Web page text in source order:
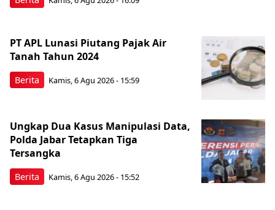
Berita
PT APL Lunasi Piutang Pajak Air
Tanah Tahun 2024
Kamis, 6 Agu 2026 - 15:59
Berita
Ungkap Dua Kasus Manipulasi Data,
Polda Jabar Tetapkan Tiga
Tersangka
Kamis, 6 Agu 2026 - 15:52